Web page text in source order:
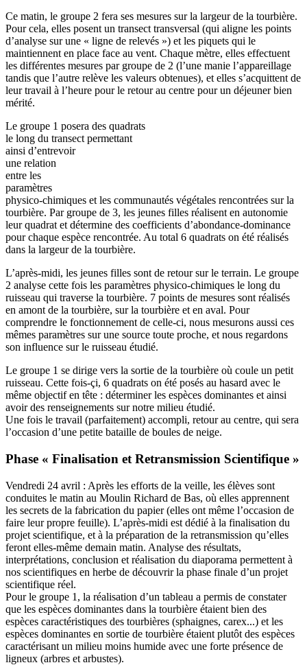
Ce matin, le groupe 2 fera ses mesures sur la largeur de la tourbière.
Pour cela, elles posent un transect transversal (qui aligne les points
d’analyse sur une « ligne de relevés ») et les piquets qui le
maintiennent en place face au vent. Chaque mètre, elles effectuent
les différentes mesures par groupe de 2 (l’une manie l’appareillage
tandis que l’autre relève les valeurs obtenues), et elles s’acquittent de
leur travail à l’heure pour le retour au centre pour un déjeuner bien
mérité.
Le groupe 1 posera des quadrats
le long du transect permettant
ainsi d’entrevoir
une relation
entre les
paramètres
physico-chimiques et les communautés végétales rencontrées sur la
tourbière. Par groupe de 3, les jeunes filles réalisent en autonomie
leur quadrat et détermine des coefficients d’abondance-dominance
pour chaque espèce rencontrée. Au total 6 quadrats on été réalisés
dans la largeur de la tourbière.
L’après-midi, les jeunes filles sont de retour sur le terrain. Le groupe
2 analyse cette fois les paramètres physico-chimiques le long du
ruisseau qui traverse la tourbière. 7 points de mesures sont réalisés
en amont de la tourbière, sur la tourbière et en aval. Pour
comprendre le fonctionnement de celle-ci, nous mesurons aussi ces
mêmes paramètres sur une source toute proche, et nous regardons
son influence sur le ruisseau étudié.
Le groupe 1 se dirige vers la sortie de la tourbière où coule un petit
ruisseau. Cette fois-çi, 6 quadrats on été posés au hasard avec le
même objectif en tête : déterminer les espèces dominantes et ainsi
avoir des renseignements sur notre milieu étudié.
Une fois le travail (parfaitement) accompli, retour au centre, qui sera
l’occasion d’une petite bataille de boules de neige.
Phase « Finalisation et Retransmission Scientifique »
Vendredi 24 avril : Après les efforts de la veille, les élèves sont
conduites le matin au Moulin Richard de Bas, où elles apprennent
les secrets de la fabrication du papier (elles ont même l’occasion de
faire leur propre feuille). L’après-midi est dédié à la finalisation du
projet scientifique, et à la préparation de la retransmission qu’elles
feront elles-même demain matin. Analyse des résultats,
interprétations, conclusion et réalisation du diaporama permettent à
nos scientifiques en herbe de découvrir la phase finale d’un projet
scientifique réel.
Pour le groupe 1, la réalisation d’un tableau a permis de constater
que les espèces dominantes dans la tourbière étaient bien des
espèces caractéristiques des tourbières (sphaignes, carex...) et les
espèces dominantes en sortie de tourbière étaient plutôt des espèces
caractérisant un milieu moins humide avec une forte présence de
ligneux (arbres et arbustes).